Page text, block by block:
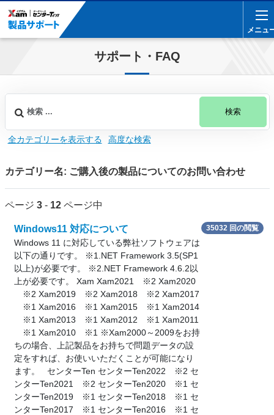
メニュ
メニュ
サポート・FAQ
検索
全カテゴリーを表示する 高度な検索
カテゴリー名: ご購入後の製品についてのお問い合わせ
ページ 3- 12ページ中
Windows11 対応について
Windows 11 に対応している弊社ソフトウェアは
以下の通りです。 ※1.NET Framework 3.5(SP1
以上)が必要です。 ※2.NET Framework 4.6.2以
上が必要です。 Xam Xam2021 ※2 Xam2020
※2 Xam2019 ※2 Xam2018 ※2 Xam2017
※1 Xam2016 ※1 Xam2015 ※1 Xam2014
※1 Xam2013 ※1 Xam2012 ※1 Xam2011
※1 Xam2010 ※1 ※Xam2000～2009をお持
ちの場合、上記製品をお持ちで問題データの設
定をすれば、お使いいただくことが可能になり
ます。 センターTen センターTen2022 ※2 セ
ンターTen2021 ※2 センターTen2020 ※1 セ
ンターTen2019 ※1 センターTen2018 ※1 セ
ンターTen2017 ※1 センターTen2016 ※1 セ
35032 回の閲覧